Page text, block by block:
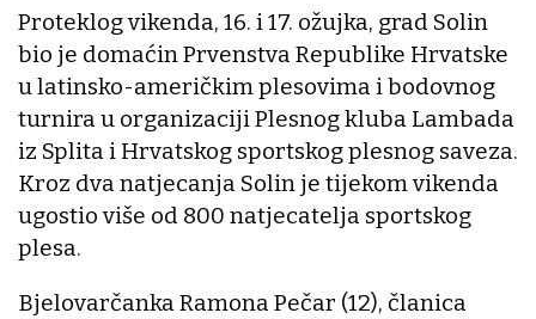
Proteklog vikenda, 16. i 17. ožujka, grad Solin
bio je domaćin Prvenstva Republike Hrvatske
u latinsko-američkim plesovima i bodovnog
turnira u organizaciji Plesnog kluba Lambada
iz Splita i Hrvatskog sportskog plesnog saveza.
Kroz dva natjecanja Solin je tijekom vikenda
ugostio više od 800 natjecatelja sportskog
plesa.
Bjelovarčanka Ramona Pečar (12), članica